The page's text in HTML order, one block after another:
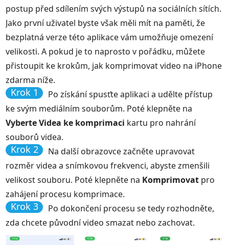
postup před sdílením svých výstupů na sociálních sítích.
Jako první uživatel byste však měli mít na paměti, že
bezplatná verze této aplikace vám umožňuje omezení
velikosti. A pokud je to naprosto v pořádku, můžete
přistoupit ke krokům, jak komprimovat video na iPhone
zdarma níže.
Krok 1
Po získání spusťte aplikaci a udělte přístup
ke svým mediálním souborům. Poté klepněte na
Vyberte Videa ke komprimaci kartu pro nahrání
souborů videa.
Krok 2
Na další obrazovce začněte upravovat
rozměr videa a snímkovou frekvenci, abyste zmenšili
velikost souboru. Poté klepněte na Komprimovat pro
zahájení procesu komprimace.
Krok 3
Po dokončení procesu se tedy rozhodněte,
zda chcete původní video smazat nebo zachovat.